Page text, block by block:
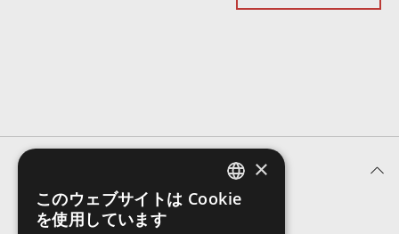
APS
ユーザーレビュー (0件)
表示順
ENGLISH
×
このウェブサイトは Cookie
を使用しています